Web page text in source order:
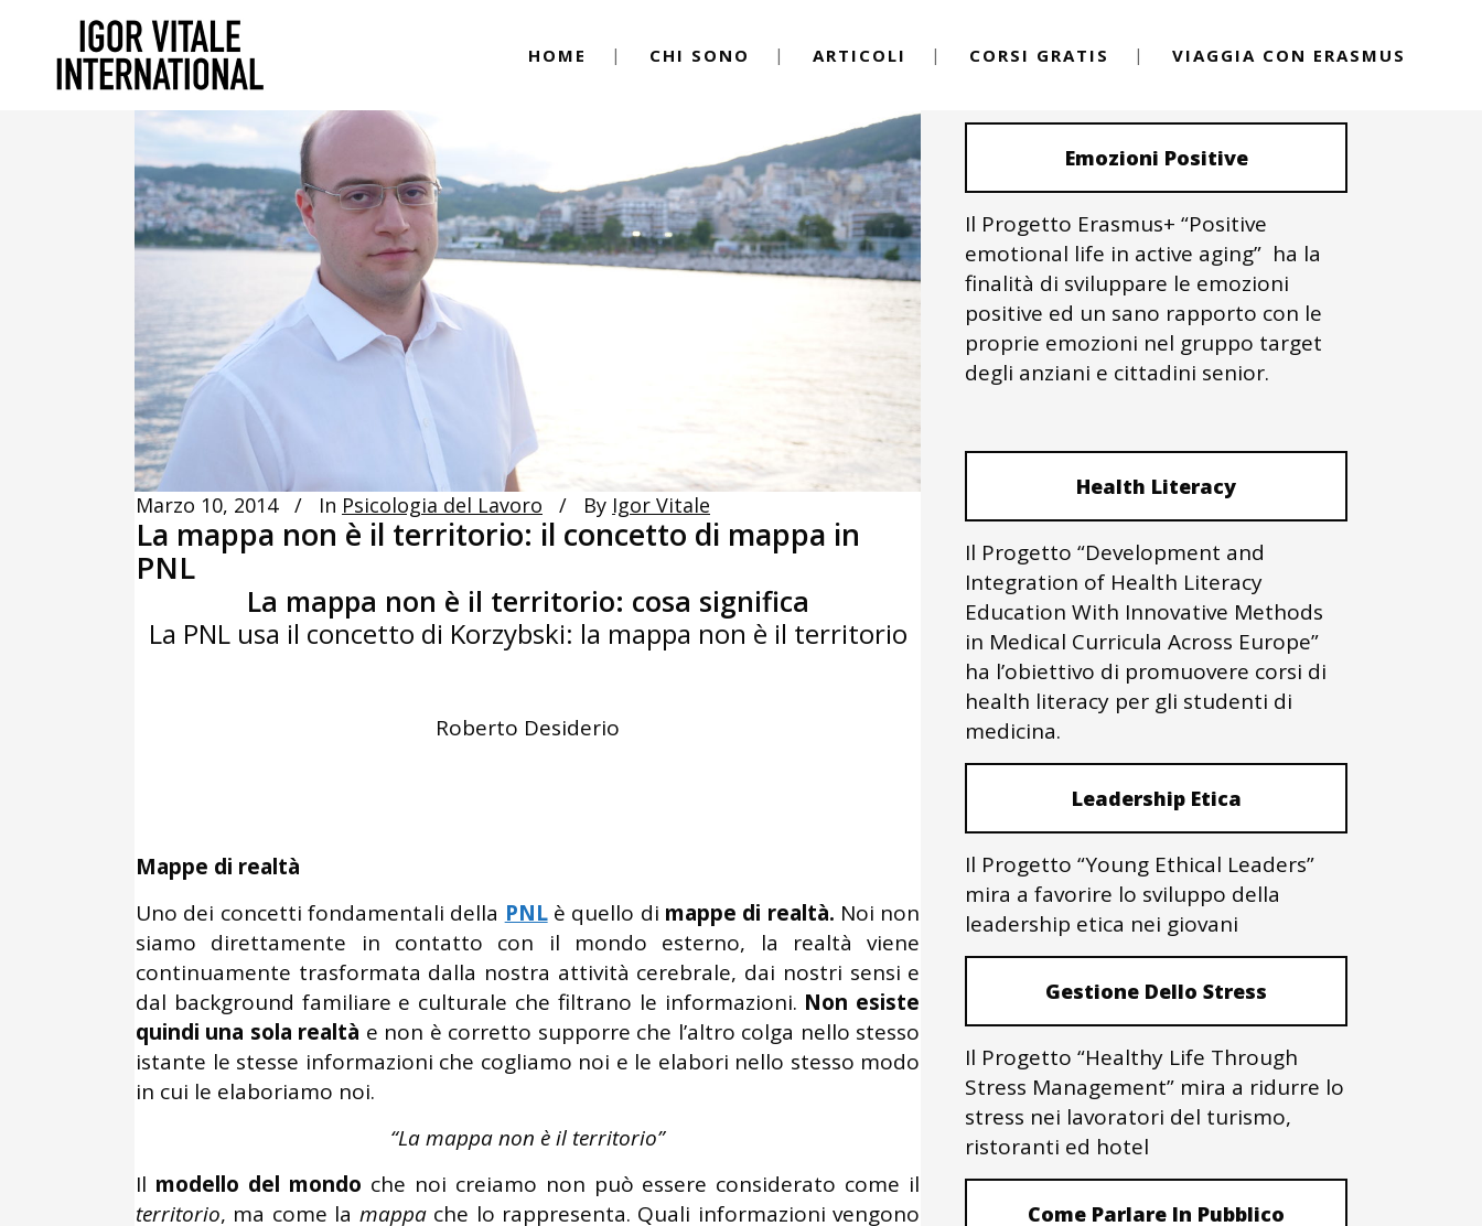
HOME CHI SONO ARTICOLI CORSI GRATIS VIAGGIA CON ERASMUS
Marzo 10, 2014 In Psicologia del Lavoro By Igor Vitale
La mappa non è il territorio: il concetto di mappa in
PNL
La mappa non è il territorio: cosa significa
La PNL usa il concetto di Korzybski: la mappa non è il territorio
Roberto Desiderio
Mappe di realtà
Uno dei concetti fondamentali della PNLè quello di mappe di realtà. Noi non
siamo direttamente in contatto con il mondo esterno, la realtà viene
continuamente trasformata dalla nostra attività cerebrale, dai nostri sensi e
dal background familiare e culturale che filtrano le informazioni. Non esiste
quindi una sola realtà e non è corretto supporre che l’altro colga nello stesso
istante le stesse informazioni che cogliamo noi e le elabori nello stesso modo
in cui le elaboriamo noi.
“La mappa non è il territorio”
Il modello del mondo che noi creiamo non può essere considerato come il
territorio, ma come la mappache lo rappresenta. Quali informazioni vengono
Emozioni Positive
Il Progetto Erasmus+ “Positive
emotional life in active aging” ha la
finalità di sviluppare le emozioni
positive ed un sano rapporto con le
proprie emozioni nel gruppo target
degli anziani e cittadini senior.
Health Literacy
Il Progetto “Development and
Integration of Health Literacy
Education With Innovative Methods
in Medical Curricula Across Europe”
ha l’obiettivo di promuovere corsi di
health literacy per gli studenti di
medicina.
Leadership Etica
Il Progetto “Young Ethical Leaders”
mira a favorire lo sviluppo della
leadership etica nei giovani
Gestione Dello Stress
Il Progetto “Healthy Life Through
Stress Management” mira a ridurre lo
stress nei lavoratori del turismo,
ristoranti ed hotel
Come Parlare In Pubblico